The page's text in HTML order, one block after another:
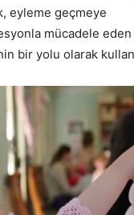
eyleme geçmeye
mücadele
bir yolu olarak